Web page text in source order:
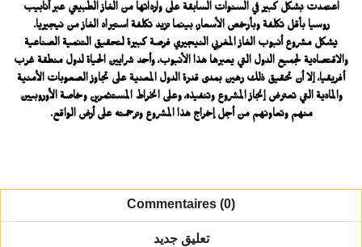
اعتمدت بشكل كبير في السنوات السابقة على وارداتها من الغاز الطبيعي عبر أنابيب
روسيا بأقل تكلفة وبأرخص الأسعار، بينما تزيد تكلفة استيراد الغاز من نيجيريا.
يشكل مشروع أنبوب الغاز المغربي النيجيري فرصة كبيرة لتحقيق التنمية الصناعية
والاقتصادية لجميع الدول التي يعبرها هذا الأنبوب، وأحد شرايين الحياة لدول منطقة غرب
أفريقيا، إلا أن تحقيق ذلك رهين بمدى قدرة الدول المعنية على تجاوز الصعوبات الأمنية
والمادية التي تعترض إنجاز المشروع وتنفيذه، وعلى انخراط المستثمرين وخاصة الأوروبيين
منهم وتعاونهم من أجل إخراج هذا المشروع وترجمته على أرض الواقع.
Commentaires (0)
تعليق جديد